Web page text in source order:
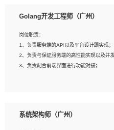
2、熟悉PostgreSQL、redis、MongoDB、
4、熟悉Hadoop、HBASE、Spark等大数据
5、熟悉linux或任意一种unix操作系统，如
6、具备丰富的项目实施经验，较强的自我
Golang开发工程师（广州）
岗位职责：
1、负责服务端的API以及平台设计跟实现；
2、负责与保证服务端的高性能实现以及并
3、负责配合前端界面进行功能对接；
2、1年以上Golang开发工作经验，能独立
系统架构师（广州）